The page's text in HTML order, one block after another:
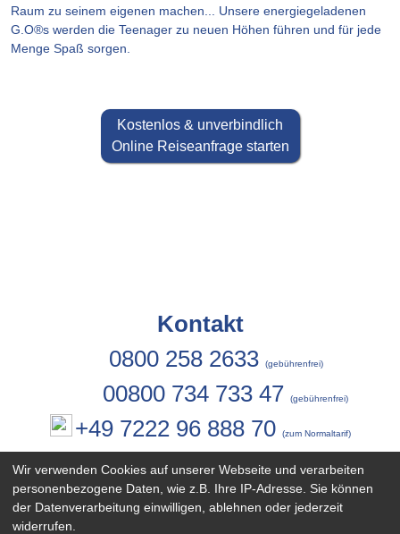
Raum zu seinem eigenen machen... Unsere energiegeladenen
G.O®s werden die Teenager zu neuen Höhen führen und für jede
Menge Spaß sorgen.
Kostenlos & unverbindlich
Online Reiseanfrage starten
Kontakt
0800 258 2633
(gebührenfrei)
00800 734 733 47 (gebührenfrei)
+49 7222 96 888 70 (zum Normaltarif)
Newsletter
Wir verwenden Cookies auf unserer Webseite und verarbeiten
personenbezogene Daten, wie z.B. Ihre IP-Adresse. Sie können
der Datenverarbeitung einwilligen, ablehnen oder jederzeit
widerrufen.